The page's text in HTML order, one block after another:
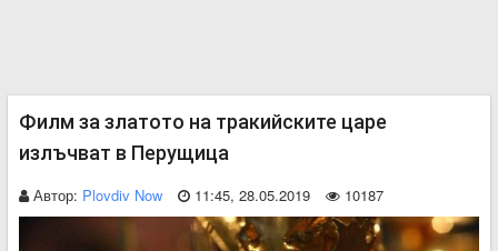
Филм за златото на тракийските царе
излъчват в Перущица
Автор: Plovdiv Now 11:45, 28.05.2019 10187